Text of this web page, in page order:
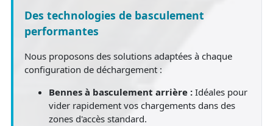
Des technologies de basculement
performantes
Nous proposons des solutions adaptées à chaque
configuration de déchargement :
Bennes à basculement arrière : Idéales pour
vider rapidement vos chargements dans des
zones d'accès standard.